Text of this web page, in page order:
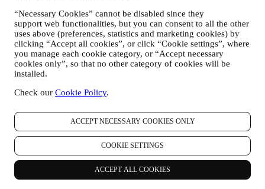
“Necessary Cookies” cannot be disabled since they
support web functionalities, but you can consent to all the other
uses above (preferences, statistics and marketing cookies) by
clicking “Accept all cookies”, or click “Cookie settings”, where
you manage each cookie category, or “Accept necessary
cookies only”, so that no other category of cookies will be
installed.
Check our Cookie Policy.
ACCEPT NECESSARY COOKIES ONLY
COOKIE SETTINGS
ACCEPT ALL COOKIES
ontvangen. De keuze om aan te melden kan worden
uitgeoefend op de plaatsen waar persoonsgegevens worden
verzameld door het juiste selectievakje aan te vinken of, als u
een Le Creuset-account heeft, via het Mijn account-gedeelte
van de Website.Afmelden: U kunt het ontvangen van onze
marketingcommunicatie of updates te allen tijde kosteloos
stopzetten via de methoden die bij de communicatie worden
weergegeven (om u bijvoorbeeld af te melden voor de
nieuwsbrief kunt u klikken op de afmeldlink onderaan elke e-
mail). Als u een Le Creuset account hebt, kunt u eenvoudig
uw marketingvoorkeuren beheren. Als u onze
marketingactiviteiten wilt stopzetten, kunt u in ieder geval een
privacy@lecreuset.com
afmelding zo spoedig mogelijk verwerken, maar in sommige
gevallen kunt u nog enkele berichten ontvangen totdat de
afmelding volledig is verwerkt.